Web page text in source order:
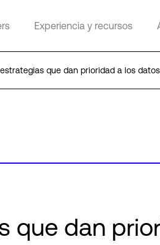
Experiencia y recursos
que dan prioridad a los
que dan